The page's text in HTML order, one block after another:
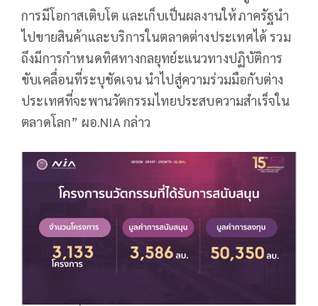
การมีโอกาสเติบโต และเก็บเป็นผลงานให้ภาครัฐนำ
ไปขายสินค้าและบริการในตลาดต่างประเทศได้ รวม
ถึงมีการกำหนดทิศทางกลยุทย์ะแนวทางปฏิบัติการ
ขับเคลื่อนที่ระบุชัดเจน นำไปสู่ความร่วมมือกับต่าง
ประเทศที่จะพานวัตกรรมไทยประสบความสำเร็จใน
ตลาดโลก” ผอ.NIA กล่าว